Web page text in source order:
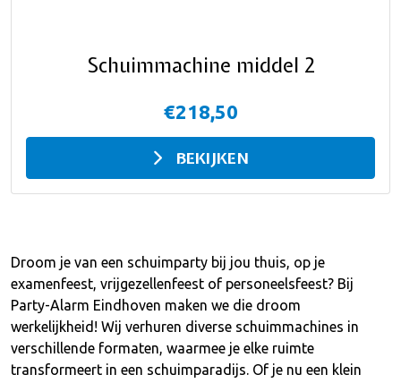
Schuimmachine middel 2
€218,50
BEKIJKEN
Droom je van een schuimparty bij jou thuis, op je
examenfeest, vrijgezellenfeest of personeelsfeest? Bij
Party-Alarm Eindhoven maken we die droom
werkelijkheid! Wij verhuren diverse schuimmachines in
verschillende formaten, waarmee je elke ruimte
transformeert in een schuimparadijs. Of je nu een klein